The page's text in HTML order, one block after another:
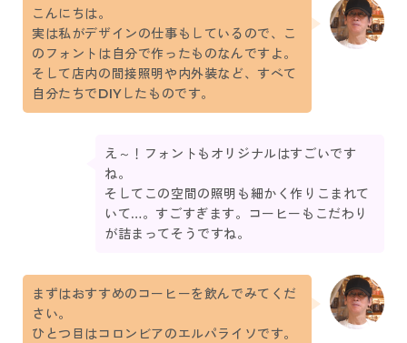
こんにちは。
実は私がデザインの仕事もしているので、こ
のフォントは自分で作ったものなんですよ。
そして店内の間接照明や内外装など、すべて
自分たちでDIYしたものです。
え～！フォントもオリジナルはすごいです
ね。
そしてこの空間の照明も細かく作りこまれて
いて…。すごすぎます。コーヒーもこだわり
が詰まってそうですね。
まずはおすすめのコーヒーを飲んでみてくだ
さい。
ひとつ目はコロンビアのエルパライソです。